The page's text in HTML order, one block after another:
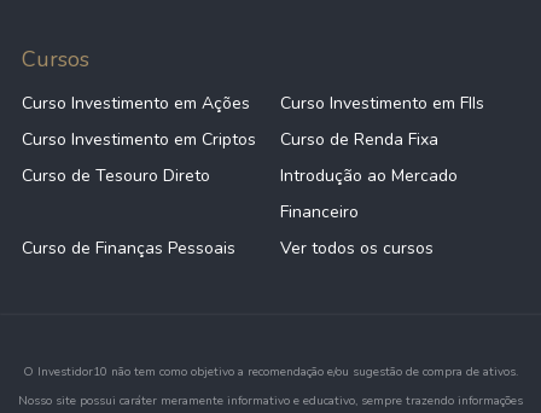
Cursos
Curso Investimento em Ações
Curso Investimento em FIIs
Curso Investimento em Criptos
Curso de Renda Fixa
Curso de Tesouro Direto
Introdução ao Mercado
Financeiro
Curso de Finanças Pessoais
Ver todos os cursos
O Investidor10 não tem como objetivo a recomendação e/ou sugestão de compra de ativos.
Nosso site possui caráter meramente informativo e educativo, sempre trazendo informações